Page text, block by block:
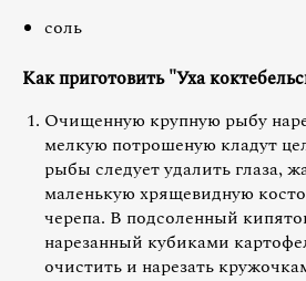
соль
Как приготовить "Уха
Очищенную крупную рыбу
мелкую потрошеную кладут
рыбы следует удалить глаза,
маленькую хрящевидную
черепа. В подсоленный
нарезанный кубиками
очистить и нарезать